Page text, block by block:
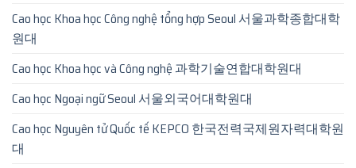
Cao học Khoa học Công nghệ tổng hợp Seoul 서울과학종합대학
원대
Cao học Khoa học và Công nghệ 과학기술연합대학원대
Cao học Ngoại ngữ Seoul 서울외국어대학원대
Cao học Nguyên tử Quốc tế KEPCO 한국전력국제원자력대학원
대